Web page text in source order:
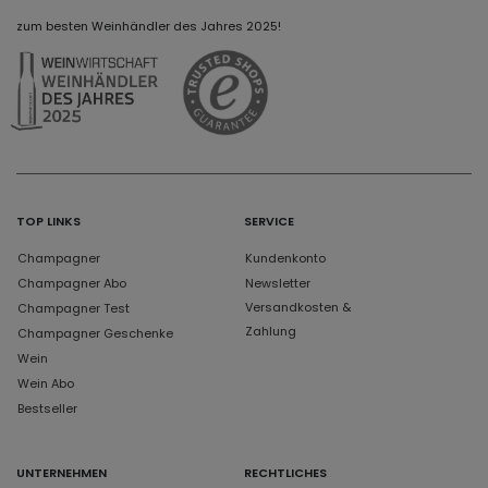
zum besten Weinhändler des Jahres 2025!
TOP LINKS
Champagner
Champagner Abo
Champagner Test
Champagner Geschenke
Wein
Wein Abo
Bestseller
SERVICE
Kundenkonto
Newsletter
Versandkosten &
Zahlung
UNTERNEHMEN RECHTLICHES